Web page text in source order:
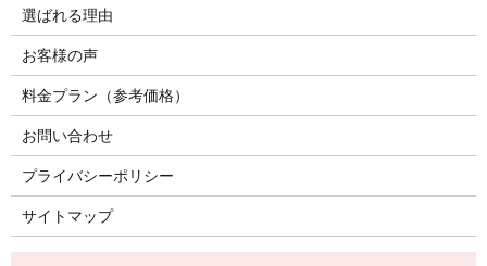
選ばれる理由
お客様の声
料金プラン（参考価格）
お問い合わせ
プライバシーポリシー
サイトマップ